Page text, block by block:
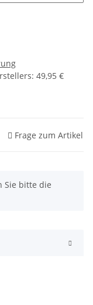
: 49,95 €
Frage zum Artikel
Sie bitte die